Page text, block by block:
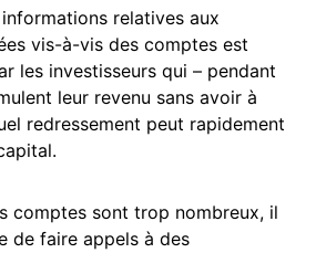
relatives aux
vis-à-vis des comptes est
les investisseurs qui – pendant
leur revenu sans avoir à
redressement peut rapidement
comptes sont trop nombreux, il
de faire appels à des